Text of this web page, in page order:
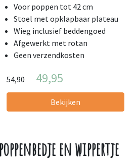
Voor poppen tot 42 cm
Stoel met opklapbaar plateau
Wieg inclusief beddengoed
Afgewerkt met rotan
Geen verzendkosten
54,90 49,95
Bekijken
en wippertje